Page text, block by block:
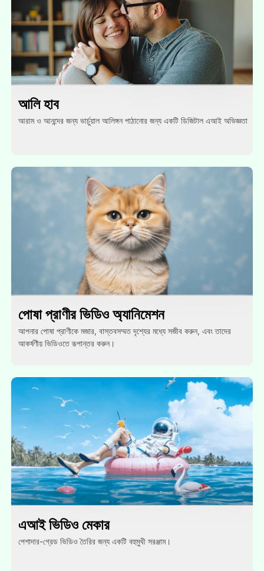
আলি হাব
আরাম ও আনন্দের জন্য ভার্চুয়াল আলিঙ্গন পাঠানোর জন্য একটি ডিজিটাল এআই অভিজ্ঞতা
পোষা প্রাণীর ভিডিও অ্যানিমেশন
আপনার পোষা প্রাণীকে মজার, বাস্তবসম্মত দৃশ্যের মধ্যে সজীব করুন, এবং তাদের
আকর্ষণীয় ভিডিওতে রূপান্তর করুন।
এআই ভিডিও মেকার
পেশাদার-গ্রেড ভিডিও তৈরির জন্য একটি বহুমুখী সরঞ্জাম।